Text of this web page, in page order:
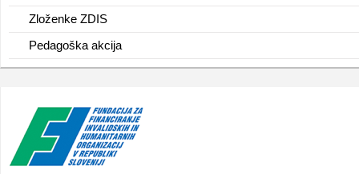
Zloženke ZDIS
Pedagoška akcija